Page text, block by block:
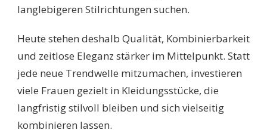
langlebigeren Stilrichtungen suchen.
Heute stehen deshalb Qualität, Kombinierbarkeit
und zeitlose Eleganz stärker im Mittelpunkt. Statt
jede neue Trendwelle mitzumachen, investieren
viele Frauen gezielt in Kleidungsstücke, die
langfristig stilvoll bleiben und sich vielseitig
kombinieren lassen.